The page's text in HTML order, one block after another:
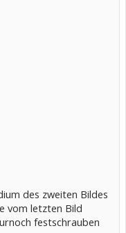
des zweiten Bildes
vom letzten Bild
festschrauben